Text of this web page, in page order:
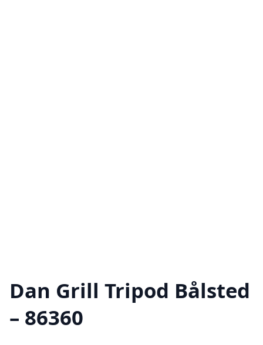
Dan Grill Tripod Bålsted
– 86360